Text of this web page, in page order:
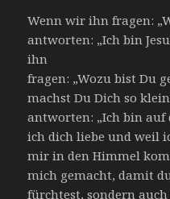
Wenn wir ihn fragen:
antworten: „Ich bin
ihn
fragen: „Wozu bist Du
machst Du Dich so
antworten: „Ich bin
ich dich liebe und weil
mir in den Himmel
mich gemacht, damit
fürchtest, sondern